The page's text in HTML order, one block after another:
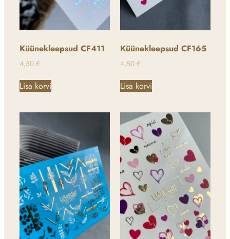
Küünekleepsud CF411
4,50 €
Lisa korvi
Küünekleepsud CF165
4,50 €
Lisa korvi